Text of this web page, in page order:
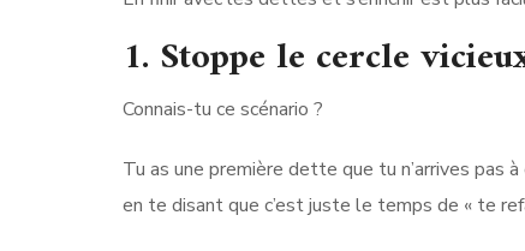
1. Stoppe le cercle
Connais-tu ce scénario ?
Tu as une première dette que tu n’arrives pas
en te disant que c’est juste le temps de « te